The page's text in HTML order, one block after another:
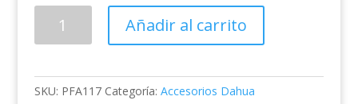
PFA117
Añadir al carrito
SKU: PFA117 Categoría: Accesorios Dahua